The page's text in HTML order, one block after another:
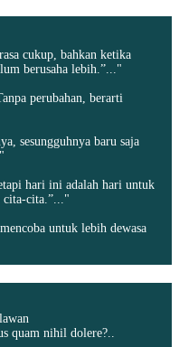
cukup, bahkan ketika
berusaha lebih.”..."
perubahan, berarti
sesungguhnya baru saja
hari ini adalah hari untuk
cita-cita.”..."
untuk lebih dewasa
quam nihil dolere?..